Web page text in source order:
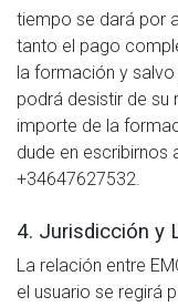
tiempo se dará por
tanto el pago
la formación y
podrá desistir de su
importe de la
dude en escribirnos
+34647627532.
4. Jurisdicción y
La relación entre
el usuario se regirá